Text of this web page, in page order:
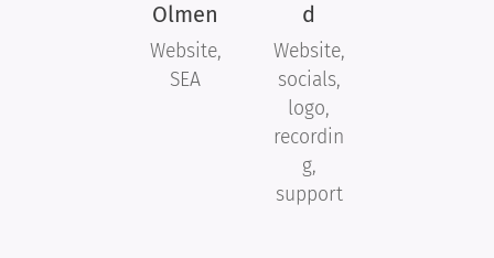
Olmen
Website,
SEA
d
Website,
socials,
logo,
recordin
g,
support
17-10-
2025